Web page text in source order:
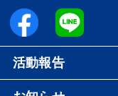
活動報告